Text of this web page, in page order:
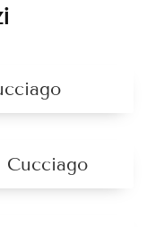
Cucciago